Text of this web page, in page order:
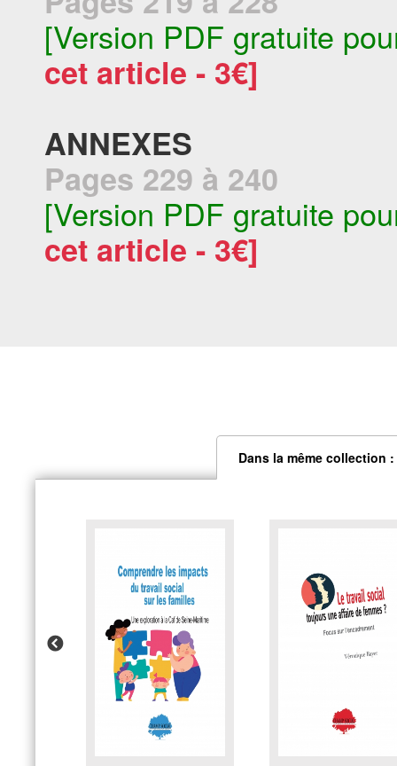
[Version PDF gratuite
cet article - 3€]
ANNEXES
Pages 229 à 240
[Version PDF gratuite
cet article - 3€]
Dans la même collection